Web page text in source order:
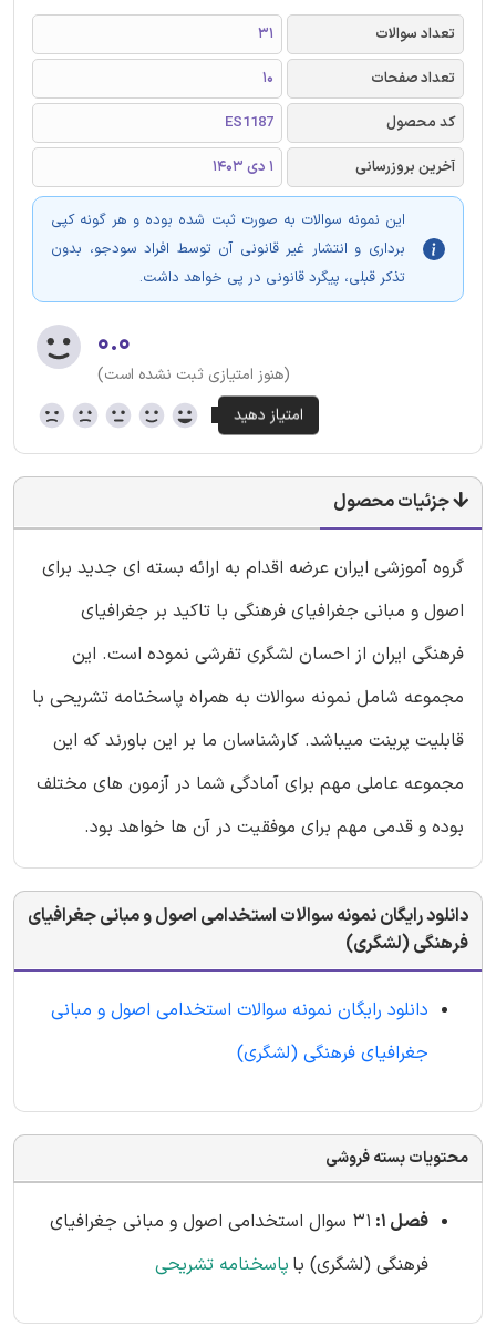
تعداد سوالات
31
تعداد صفحات
10
کد محصول
ES1187
آخرین بروزرسانی
1 دی 1403
این نمونه سوالات به صورت ثبت شده بوده و هر گونه کپی
برداری و انتشار غیر قانونی آن توسط افراد سودجو، بدون
تذکر قبلی، پیگرد قانونی در پی خواهد داشت.
۰.۰
(هنوز امتیازی ثبت نشده است)
جزئیات محصول
گروه آموزشی ایران عرضه اقدام به ارائه بسته ای جدید برای
اصول و مبانی جغرافیای فرهنگی با تاکید بر جغرافیای
فرهنگی ایران از احسان لشگری تفرشی نموده است. این
مجموعه شامل نمونه سوالات به همراه پاسخنامه تشریحی با
قابلیت پرینت میباشد. کارشناسان ما بر این باورند که این
مجموعه عاملی مهم برای آمادگی شما در آزمون های مختلف
بوده و قدمی مهم برای موفقیت در آن ها خواهد بود.
دانلود رایگان نمونه سوالات استخدامی اصول و مبانی جغرافیای
فرهنگی (لشگری)
دانلود رایگان نمونه سوالات استخدامی اصول و مبانی
جغرافیای فرهنگی (لشگری)
محتویات بسته فروشی
فصل 1:
31 سوال استخدامی اصول و مبانی جغرافیای
فرهنگی (لشگری) با پاسخنامه تشریحی